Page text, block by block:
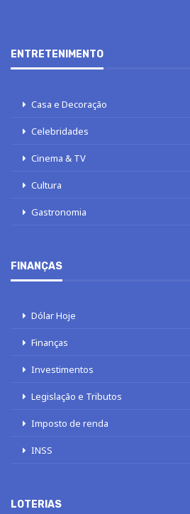
ENTRETENIMENTO
Casa e Decoração
Celebridades
Cinema & TV
Cultura
Gastronomia
FINANÇAS
Dólar Hoje
Finanças
Investimentos
Legislação e Tributos
Imposto de renda
INSS
LOTERIAS